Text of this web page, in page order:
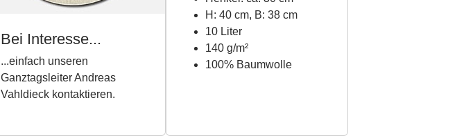
Bei Interesse...
...einfach unseren
Ganztagsleiter Andreas
Vahldieck kontaktieren.
H: 40 cm, B: 38 cm
10 Liter
140 g/m²
100% Baumwolle